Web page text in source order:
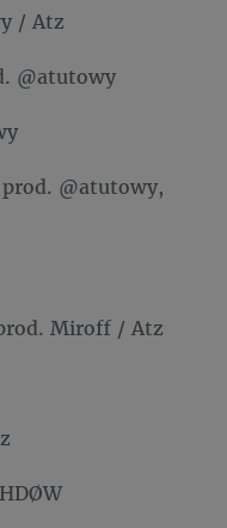
/ Atz
@atutowy
@atutowy,
Miroff / Atz